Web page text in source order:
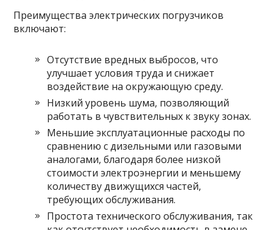
Преимущества электрических погрузчиков
включают:
Отсутствие вредных выбросов, что
улучшает условия труда и снижает
воздействие на окружающую среду.
Низкий уровень шума, позволяющий
работать в чувствительных к звуку зонах.
Меньшие эксплуатационные расходы по
сравнению с дизельными или газовыми
аналогами, благодаря более низкой
стоимости электроэнергии и меньшему
количеству движущихся частей,
требующих обслуживания.
Простота технического обслуживания, так